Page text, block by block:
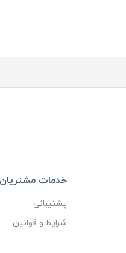
خدمات مشتریان
پشتیبانی
شرایط و قوانین